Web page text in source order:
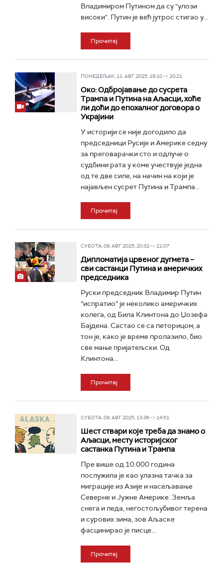
Владимиром Путином да су "улози
високи". Путин је већ јутрос стигао у...
Прочитај
ПОНЕДЕЉАК, 11. АВГ 2025, 19:10 -> 20:21
Око: Одбројавање до сусрета
Трампа и Путина на Аљасци, хоће
ли доћи до епохалног договора о
Украјини
У историји се није догодило да
председници Русије и Америке седну
за преговарачки сто и одлуче о
судбини рата у коме учествује једна
од те две силе, на начин на који је
најављен сусрет Путина и Трампа...
Прочитај
СУБОТА, 09. АВГ 2025, 20:32 -> 21:07
Дипломатија црвеног дугмета –
сви састанци Путина и америчких
председника
Руски председник Владимир Путин
“испратио“ је неколико америчких
колега, од Била Клинтона до Џозефа
Бајдена. Састао се са петорицом, а
тон је, како је време пролазило, био
све мање пријатељски. Од
Клинтона...
Прочитај
СУБОТА, 09. АВГ 2025, 13:36 -> 14:51
Шест ствари које треба да знамо о
Аљасци, месту историјског
састанка Путина и Трампа
Пре више од 10.000 година
послужила је као улазна тачка за
миграције из Азије и насељавање
Северне и Јужне Америке. Земља
снега и леда, негостољубивог терена
и сурових зима, зов Аљаске
фасцинирао је писце...
Прочитај